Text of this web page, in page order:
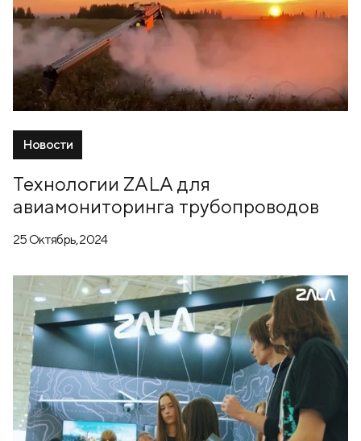
Новости
Технологии ZALA для
авиамониторинга трубопроводов
25 Октябрь, 2024